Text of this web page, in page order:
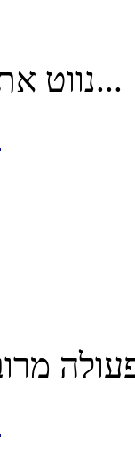
נווט את האניה שלך דרך...